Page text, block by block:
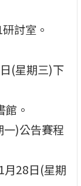
討室。
(星期三)下
。
)公告賽程
月28日(星期